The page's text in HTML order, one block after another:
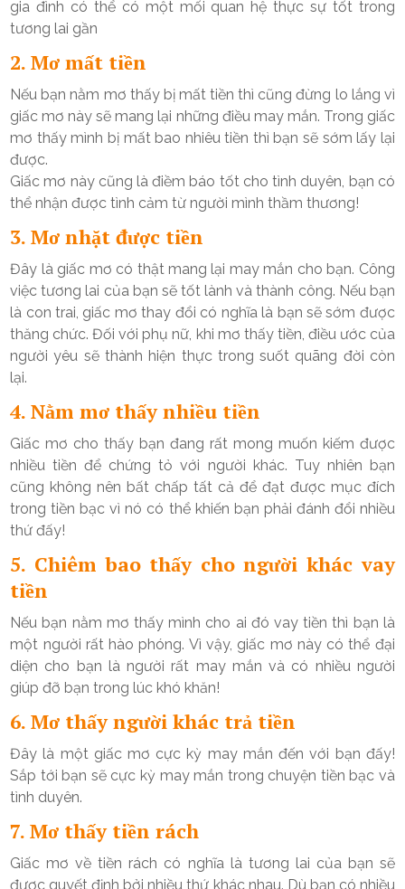
gia đình có thể có một mối quan hệ thực sự tốt trong
tương lai gần
2. Mơ mất tiền
Nếu bạn nằm mơ thấy bị mất tiền thì cũng đừng lo lắng vì
giấc mơ này sẽ mang lại những điều may mắn. Trong giấc
mơ thấy mình bị mất bao nhiêu tiền thì bạn sẽ sớm lấy lại
được.
Giấc mơ này cũng là điềm báo tốt cho tình duyên, bạn có
thể nhận được tình cảm từ người mình thầm thương!
3. Mơ nhặt được tiền
Đây là giấc mơ có thật mang lại may mắn cho bạn. Công
việc tương lai của bạn sẽ tốt lành và thành công. Nếu bạn
là con trai, giấc mơ thay đổi có nghĩa là bạn sẽ sớm được
thăng chức. Đối với phụ nữ, khi mơ thấy tiền, điều ước của
người yêu sẽ thành hiện thực trong suốt quãng đời còn
lại.
4. Nằm mơ thấy nhiều tiền
Giấc mơ cho thấy bạn đang rất mong muốn kiếm được
nhiều tiền để chứng tỏ với người khác. Tuy nhiên bạn
cũng không nên bất chấp tất cả để đạt được mục đích
trong tiền bạc vì nó có thể khiến bạn phải đánh đổi nhiều
thứ đấy!
5. Chiêm bao thấy cho người khác vay
tiền
Nếu bạn nằm mơ thấy mình cho ai đó vay tiền thì bạn là
một người rất hào phóng. Vì vậy, giấc mơ này có thể đại
diện cho bạn là người rất may mắn và có nhiều người
giúp đỡ bạn trong lúc khó khăn!
6. Mơ thấy người khác trả tiền
Đây là một giấc mơ cực kỳ may mắn đến với bạn đấy!
Sắp tới bạn sẽ cực kỳ may mắn trong chuyện tiền bạc và
tình duyên.
7. Mơ thấy tiền rách
Giấc mơ về tiền rách có nghĩa là tương lai của bạn sẽ
được quyết định bởi nhiều thứ khác nhau. Dù bạn có nhiều